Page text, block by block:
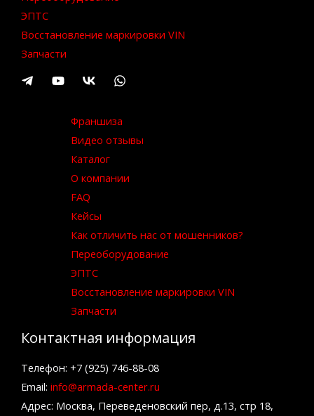
ЭПТС
Восстановление маркировки VIN
Запчасти
Франшиза
Видео отзывы
Каталог
О компании
FAQ
Кейсы
Как отличить нас от мошенников?
Переоборудование
ЭПТС
Восстановление маркировки VIN
Запчасти
Контактная информация
Телефон: +7 (925) 746-88-08
Email: info@armada-center.ru
Адрес: Москва, Переведеновский пер, д.13, стр 18,